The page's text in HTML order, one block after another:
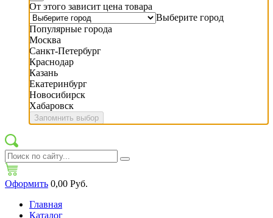
От этого зависит цена товара
Выберите город
Популярные города
Москва
Санкт-Петербург
Краснодар
Казань
Екатеринбург
Новосибирск
Хабаровск
Запомнить выбор
Оформить 0,00 Руб.
Главная
Каталог